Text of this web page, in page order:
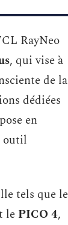
RayNeo
, qui vise à
de la
dédiées
en
outil
tels que
le PICO 4,